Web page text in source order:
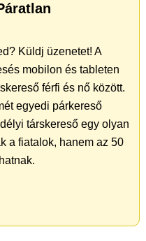
Küldj üzenetet! A
mobilon és tableten
férfi és nő között.
egyedi párkereső
társkereső egy olyan
a fiatalok, hanem az 50